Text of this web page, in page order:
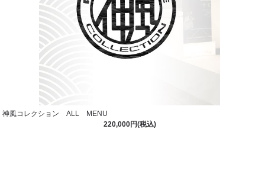
神風コレクション ALL MENU
220,000円(税込)